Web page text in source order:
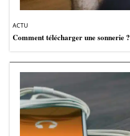
ACTU
Comment télécharger une sonnerie ?